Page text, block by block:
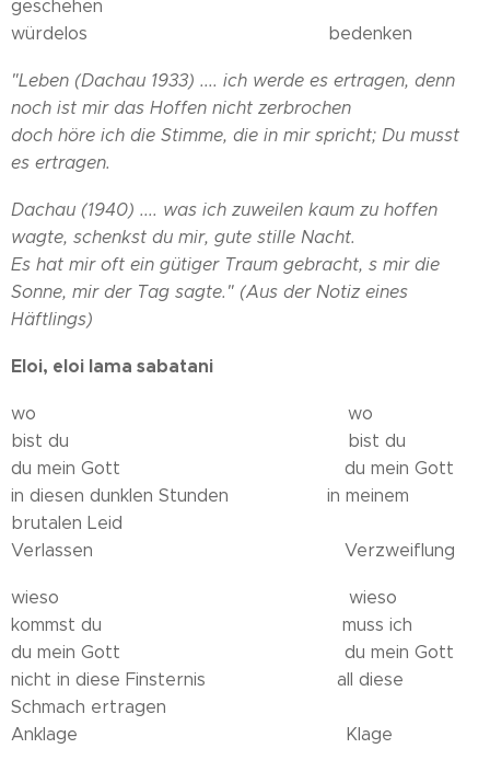
geschehen
würdelos bedenken
"Leben (Dachau 1933) .... ich werde es ertragen, denn
noch ist mir das Hoffen nicht zerbrochen
doch höre ich die Stimme, die in mir spricht; Du musst
es ertragen.
Dachau (1940) .... was ich zuweilen kaum zu hoffen
wagte, schenkst du mir, gute stille Nacht.
Es hat mir oft ein gütiger Traum gebracht, s mir die
Sonne, mir der Tag sagte." (Aus der Notiz eines
Häftlings)
Eloi, eloi lama sabatani
wo wo
bist du bist du
du mein Gott du mein Gott
in diesen dunklen Stunden in meinem
brutalen Leid
Verlassen Verzweiflung
wieso wieso
kommst du muss ich
du mein Gott du mein Gott
nicht in diese Finsternis all diese
Schmach ertragen
Anklage Klage